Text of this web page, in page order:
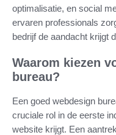
optimalisatie, en social
ervaren professionals
bedrijf de aandacht krijgt
Waarom kiezen
bureau?
Een goed webdesign
cruciale rol in de eerste
website krijgt. Een